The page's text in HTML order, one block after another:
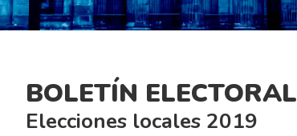
BOLETÍN ELECTORAL
Elecciones locales 2019